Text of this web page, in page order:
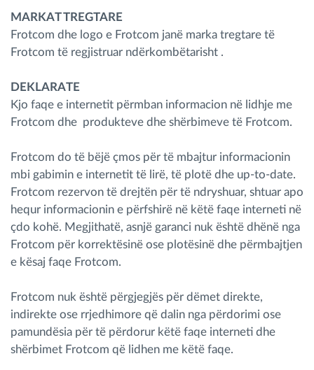
Shkarko tahografin nga distanca
Qasja e kontrollit
Menaxhimi i karburantit
Planifikimi dhe monitorimi rrugor
Identifikim automatik i shoferëve
Zbuloni të gjitha tiparet
Llogaritësi i Kursimeve
MARKAT TREGTARE
Frotcom dhe logo e Frotcom janë marka tregtare të
Frotcom të regjistruar ndërkombëtarisht .
DEKLARATE
Kjo faqe e internetit përmban informacion në lidhje me
Frotcom dhe produkteve dhe shërbimeve të Frotcom.
Frotcom do të bëjë çmos për të mbajtur informacionin
mbi gabimin e internetit të lirë, të plotë dhe up-to-date.
Frotcom rezervon të drejtën për të ndryshuar, shtuar apo
hequr informacionin e përfshirë në këtë faqe interneti në
çdo kohë. Megjithatë, asnjë garanci nuk është dhënë nga
Frotcom për korrektësinë ose plotësinë dhe përmbajtjen
e kësaj faqe Frotcom.
Frotcom nuk është përgjegjës për dëmet direkte,
indirekte ose rrjedhimore që dalin nga përdorimi ose
pamundësia për të përdorur këtë faqe interneti dhe
shërbimet Frotcom që lidhen me këtë faqe.